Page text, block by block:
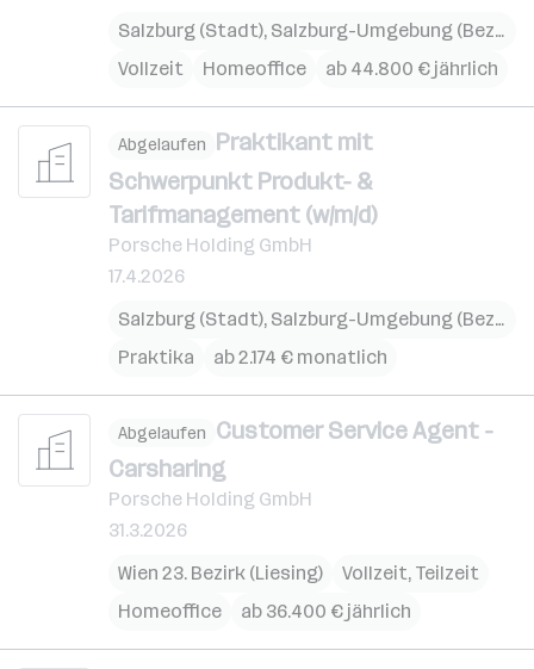
Salzburg (Stadt), Salzburg-Umgebung (Bezirk)
Vollzeit
Homeoffice ab 44.800 € jährlich
Abgelaufen Praktikant mit
Schwerpunkt Produkt- &
Tarifmanagement (w/m/d)
Porsche Holding GmbH
17.4.2026
Salzburg (Stadt), Salzburg-Umgebung (Bezirk)
Praktika
ab 2.174 € monatlich
Abgelaufen Customer Service Agent -
Carsharing
Porsche Holding GmbH
31.3.2026
Wien 23. Bezirk (Liesing)
Vollzeit, Teilzeit
Homeoffice
ab 36.400 € jährlich